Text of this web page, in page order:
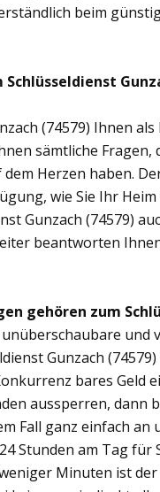
beim
(74579) Ihnen
sämtliche Fragen,
Herzen haben.
wie Sie Ihr
Gunzach (74579)
beantworten
gehören zum
unüberschaubare
Gunzach
bares Geld
aussperren, dann
Fall ganz einfach
Stunden am Tag für
Minuten ist der